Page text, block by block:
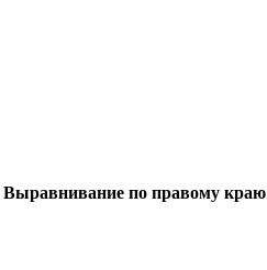
Выравнивание по правому краю